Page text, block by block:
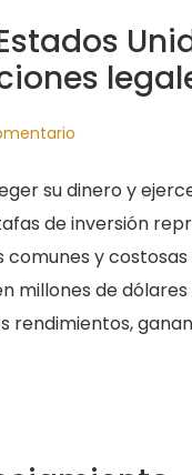
su dinero y
de inversión
y costosas
millones de
rendimientos,